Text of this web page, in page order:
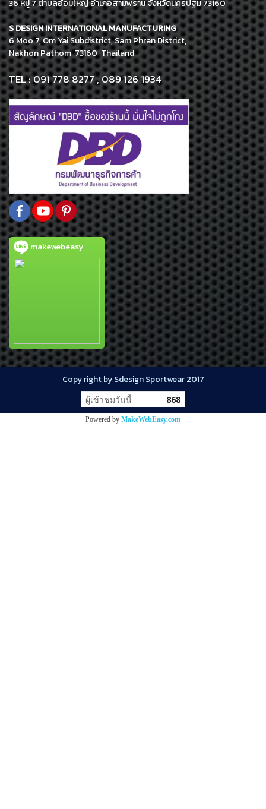
36 หมู่ 7 ตำบลอ้อมใหญ่ อำเภอสามพราน จังหวัดนครปฐม 73160
S DESIGN INTERNATIONAL MANUFACTURING
6 Moo 7, Om Yai Subdistrict, Sam Phran District,
Nakhon Pathom 73160 Thailand
TEL : 091 778 8277 , 089 126 1934
makewebeasy
Copy right by Sdesign Sportwear 2017
ผู้เข้าชมวันนี้ 868
Powered by MakeWebEasy.com